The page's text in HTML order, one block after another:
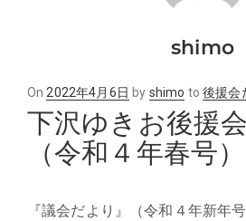
shimo
On Posted
on
2022年4月6日 by shimo to後援会
下沢ゆきお後援
（令和４年春号）
『議会だより』（令和４年新年